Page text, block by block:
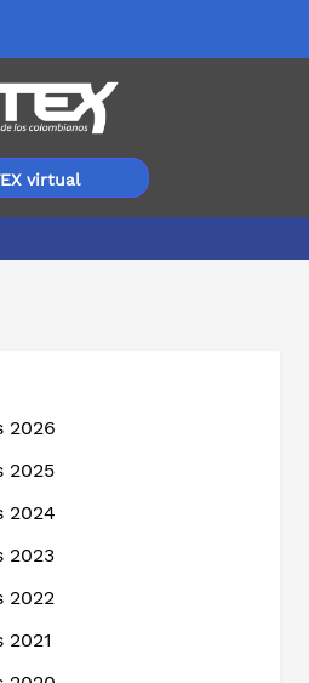
virtual
2026
2025
2024
2023
2022
2021